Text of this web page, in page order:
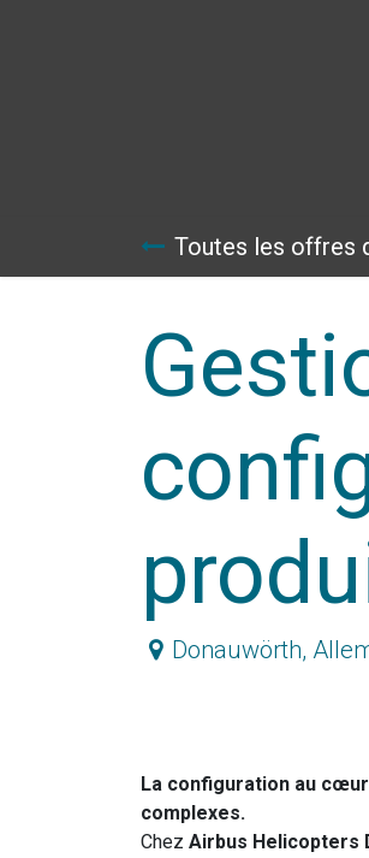
Toutes les offres
Donauwörth,
La configuration au
complexes.
Chez Airbus Helicopters